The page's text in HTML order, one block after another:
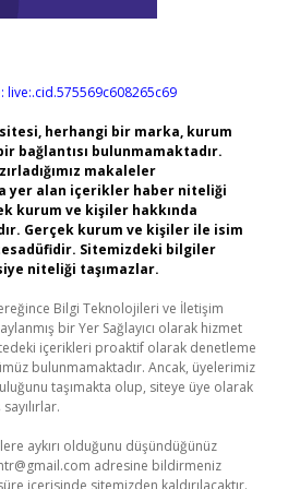
live:.cid.575569c608265c69
herhangi bir marka, kurum
bağlantısı bulunmamaktadır.
makaleler
yer alan içerikler haber niteliği
kurum ve kişiler hakkında
Gerçek kurum ve kişiler ile isim
Sitemizdeki bilgiler
niteliği taşımazlar.
Bilgi Teknolojileri ve İletişim
bir Yer Sağlayıcı olarak hizmet
içerikleri proaktif olarak denetleme
bulunmamaktadır. Ancak, üyelerimiz
taşımakta olup, siteye üye olarak
aykırı olduğunu düşündüğünüz
adresine bildirmeniz
içerisinde sitemizden kaldırılacaktır.